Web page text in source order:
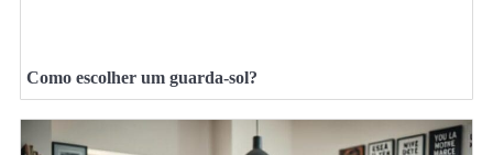
Como escolher um guarda-sol?